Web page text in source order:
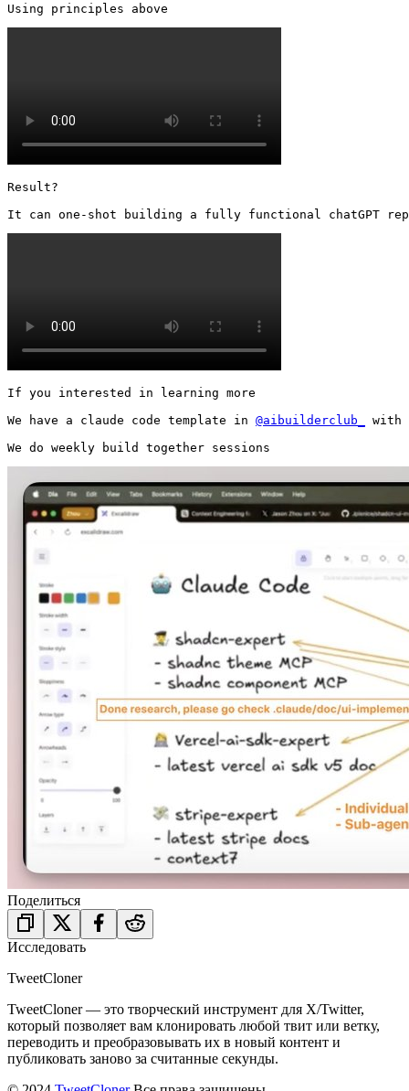
Using principles above
Result?
It can one-shot building a fully functional chatGPT
If you interested in learning more
We have a claude code template in @aibuilderclub_
with
We do weekly build together sessions
Поделиться
Исследовать
TweetCloner
TweetCloner — это творческий инструмент для X/Twitter,
который позволяет вам клонировать любой твит или ветку,
переводить и преобразовывать их в новый контент и
публиковать заново за считанные секунды.